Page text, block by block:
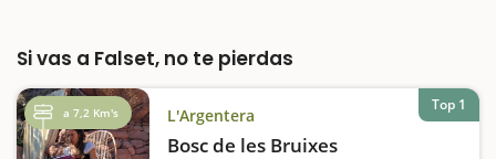
Si vas a Falset, no te pierdas
a 7,2 Km's L'Argentera
Bosc de les Bruixes
Top 1